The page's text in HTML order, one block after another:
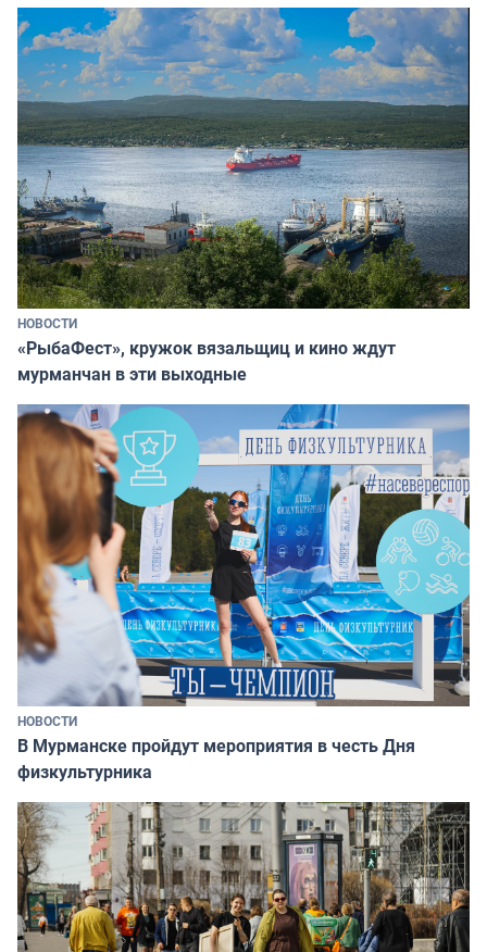
НОВОСТИ
«РыбаФест», кружок вязальщиц и кино ждут
мурманчан в эти выходные
НОВОСТИ
В Мурманске пройдут мероприятия в честь Дня
физкультурника